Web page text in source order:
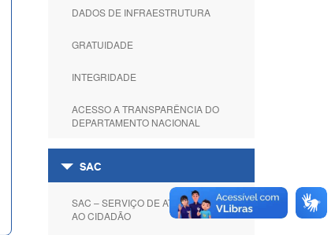
DADOS DE INFRAESTRUTURA
GRATUIDADE
INTEGRIDADE
ACESSO A TRANSPARÊNCIA DO
DEPARTAMENTO NACIONAL
SAC
SAC – SERVIÇO DE ATENDIMENTO
AO CIDADÃO